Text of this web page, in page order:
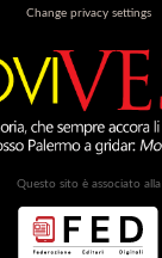
Change privacy settings
Questo sito è associato alla